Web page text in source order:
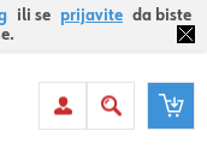
ili se prijavite da biste